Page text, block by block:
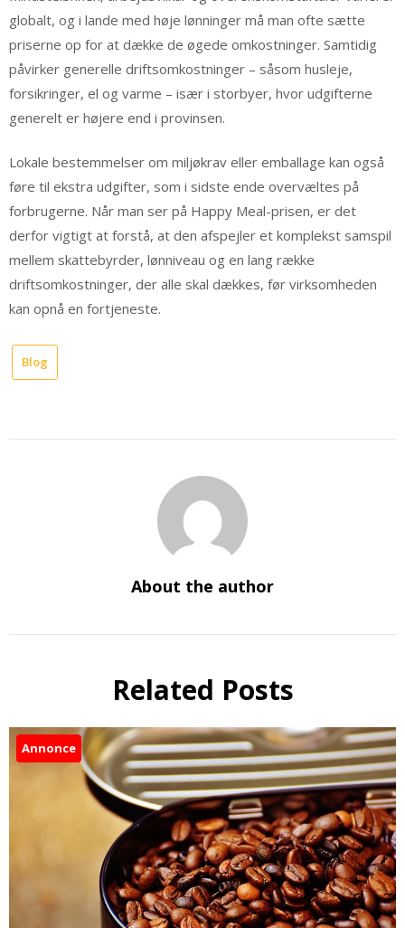
globalt, og i lande med høje lønninger må man ofte sætte
priserne op for at dække de øgede omkostninger. Samtidig
påvirker generelle driftsomkostninger – såsom husleje,
forsikringer, el og varme – især i storbyer, hvor udgifterne
generelt er højere end i provinsen.
Lokale bestemmelser om miljøkrav eller emballage kan også
føre til ekstra udgifter, som i sidste ende overvæltes på
forbrugerne. Når man ser på Happy Meal-prisen, er det
derfor vigtigt at forstå, at den afspejler et komplekst samspil
mellem skattebyrder, lønniveau og en lang række
driftsomkostninger, der alle skal dækkes, før virksomheden
kan opnå en fortjeneste.
Blog
About the author
Related Posts
Annonce